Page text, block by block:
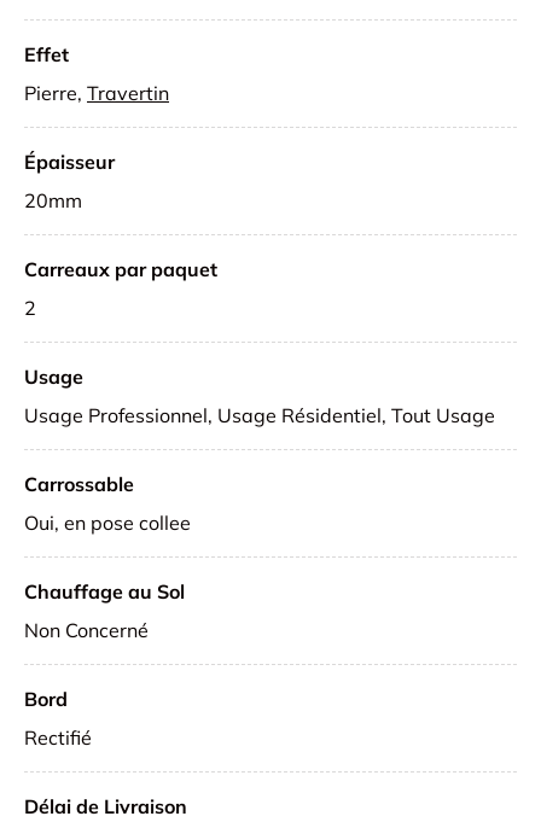
Effet
Pierre, Travertin
Épaisseur
20mm
Carreaux par paquet
2
Usage
Usage Professionnel, Usage Résidentiel, Tout Usage
Carrossable
Oui, en pose collee
Chauffage au Sol
Non Concerné
Bord
Rectifié
Délai de Livraison